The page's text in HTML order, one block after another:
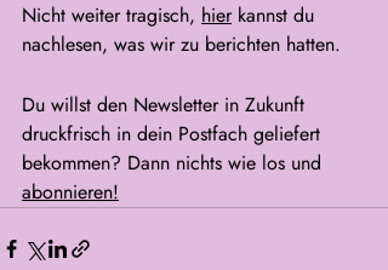
Nicht weiter tragisch, hier kannst du
nachlesen, was wir zu berichten hatten.
Du willst den Newsletter in Zukunft
druckfrisch in dein Postfach geliefert
bekommen? Dann nichts wie los und
abonnieren!